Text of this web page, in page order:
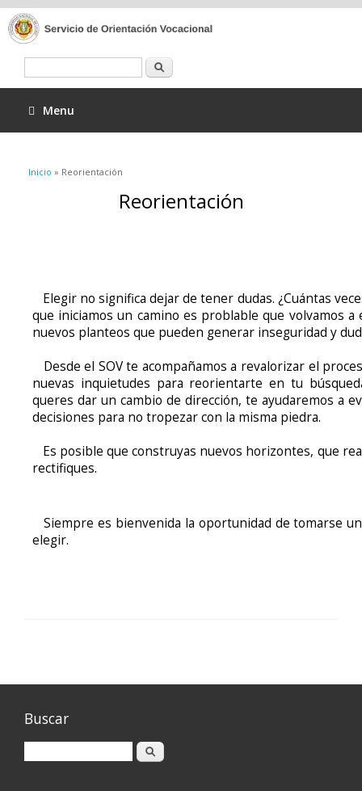
Menu
Se encuentra usted aquí
Inicio » Reorientación
Reorientación
Elegir no significa dejar de tener dudas. ¿Cuántas
que iniciamos un camino es problable que volvamos
nuevos planteos que pueden generar inseguridad y
Desde el SOV te acompañamos a revalorizar el
nuevas inquietudes para reorientarte en tu
queres dar un cambio de dirección, te ayudaremos a
decisiones para no tropezar con la misma piedra.
Es posible que construyas nuevos horizontes, que
rectifiques.
Siempre es bienvenida la oportunidad de tomarse
elegir.
Buscar
Buscar